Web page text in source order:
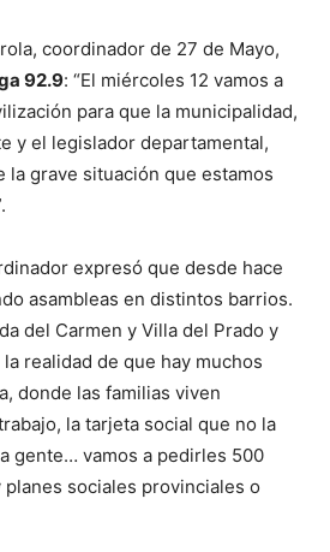
coordinador de 27 de Mayo,
92.9: “El miércoles 12 vamos a
para que la municipalidad,
y el legislador departamental,
la grave situación que estamos
expresó que desde hace
asambleas en distintos barrios.
del Carmen y Villa del Prado y
realidad de que hay muchos
donde las familias viven
la tarjeta social que no la
gente… vamos a pedirles 500
sociales provinciales o